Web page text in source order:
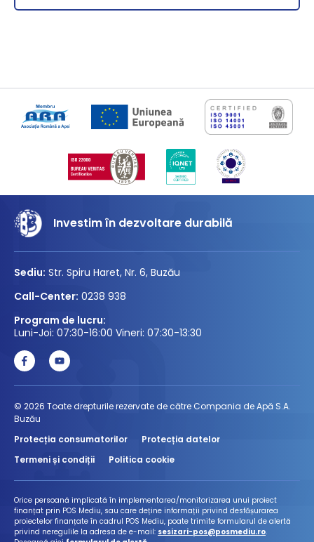
Investim în dezvoltare durabilă
Sediu: Str. Spiru Haret, Nr. 6, Buzău
Call-Center: 0238 938
Program de lucru:
Luni-Joi: 07:30-16:00 Vineri: 07:30-13:30
© 2026 Toate drepturile rezervate de către Compania de Apă S.A.
Buzău
Protecția consumatorilor
Protecția datelor
Termeni și condiții
Politica cookie
Orice persoană implicată în implementarea/monitorizarea unui proiect
finanțat prin POS Mediu, sau care deține informații privind desfășurarea
proiectelor finanțate în cadrul POS Mediu, poate trimite formularul de alertă
privind neregulile la adresa de e-mail: sesizari-pos@posmediu.ro.